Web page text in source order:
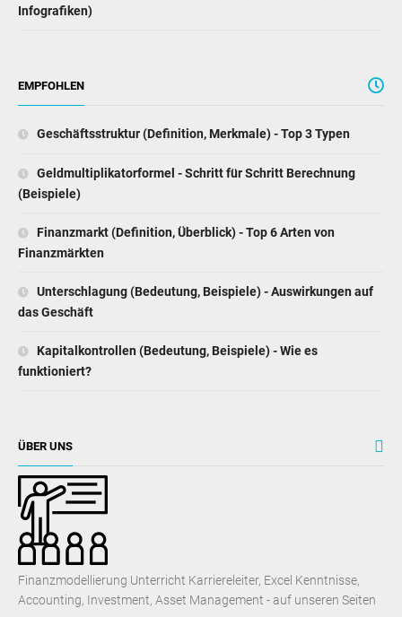
Infografiken)
EMPFOHLEN
Geschäftsstruktur (Definition, Merkmale) - Top 3 Typen
Geldmultiplikatorformel - Schritt für Schritt Berechnung
(Beispiele)
Finanzmarkt (Definition, Überblick) - Top 6 Arten von
Finanzmärkten
Unterschlagung (Bedeutung, Beispiele) - Auswirkungen auf
das Geschäft
Kapitalkontrollen (Bedeutung, Beispiele) - Wie es
funktioniert?
ÜBER UNS
Finanzmodellierung Unterricht Karriereleiter, Excel Kenntnisse,
Accounting, Investment, Asset Management - auf unseren Seiten